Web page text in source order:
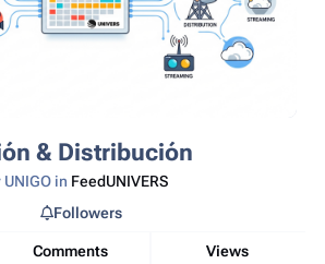
& Distribución
in FeedUNIVERS
Comments
Views
Followers